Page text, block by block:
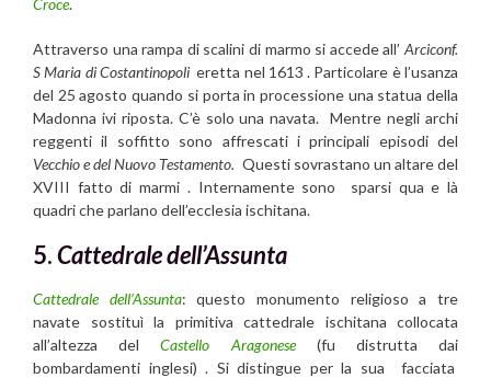
Croce.
Attraverso una rampa di scalini di marmo si accede all’ Arciconf.
S Maria di Costantinopoli eretta nel 1613 . Particolare è l’usanza
del 25 agosto quando si porta in processione una statua della
Madonna ivi riposta. C’è solo una navata. Mentre negli archi
reggenti il soffitto sono affrescati i principali episodi del
Vecchio e del Nuovo Testamento. Questi sovrastano un altare del
XVIII fatto di marmi . Internamente sono sparsi qua e là
quadri che parlano dell’ecclesia ischitana.
5.Cattedrale dell’Assunta
Cattedrale dell’Assunta: questo monumento religioso a tre
navate sostituì la primitiva cattedrale ischitana collocata
all’altezza delCastello Aragonese(fu distrutta dai
bombardamenti inglesi) . Si distingue per la sua facciata